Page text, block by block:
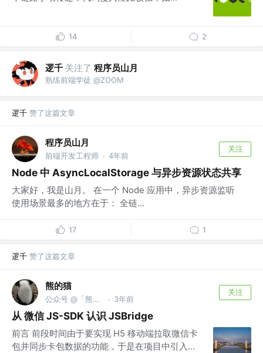
14 2
逻千 关注了 程序员山月
熟练前端学徒 @ZOOM
逻千 赞了这篇文章
程序员山月
前端开发工程师 · 4年前
关注
Node 中 AsyncLocalStorage 与异步资源状态共享
大家好，我是山月。 在一个 Node 应用中，异步资源监听
使用场景最多的地方在于： 全链...
17 1
逻千 赞了这篇文章
熊的猫
公众号 @「熊的猫」 · 3年前
关注
从 微信 JS-SDK 认识 JSBridge
前言 前段时间由于要实现 H5 移动端拉取微信卡
包并同步卡包数据的功能，于是在项目中引入...